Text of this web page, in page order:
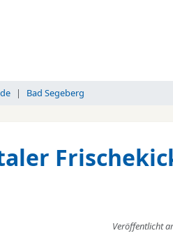
Bad Segeberg
Veröffentlicht